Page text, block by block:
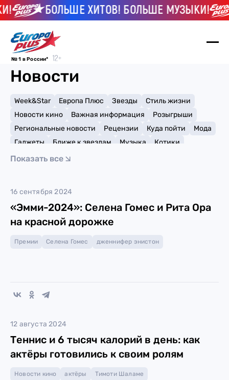
БОЛЬШЕ ХИТОВ! БОЛЬШЕ МУЗЫКИ!
№ 1 в России*
Новости
Week&Star Европа Плюс Звезды
Стиль жизни
Новости кино
Важная информация
Розыгрыши
Региональные новости
Рецензии Куда пойти
Мода
Гаджеты
Ближе к звездам Музыка
Котики
Мемы и тренды
Показать все
16 сентября 2024
«Эмми-2024»: Селена Гомес и Рита Ора
на красной дорожке
Премии Селена Гомес дженнифер энистон
12 августа 2024
Теннис и 6 тысяч калорий в день: как
актёры готовились к своим ролям
Новости кино актёры Тимоти Шаламе